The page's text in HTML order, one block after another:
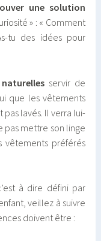
une solution
» : « Comment
tu des idées pour
servir de
que les vêtements
lavés. Il verra lui-
mettre son linge
vêtements préférés
à dire défini par
veillez à suivre
doivent être :